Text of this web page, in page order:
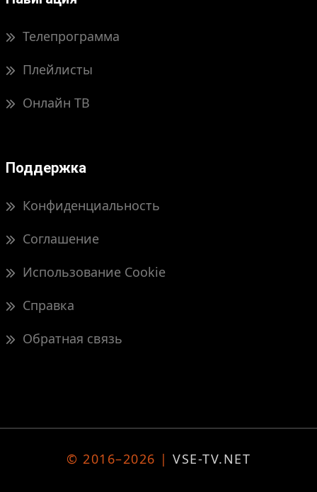
Телепрограмма
Плейлисты
Онлайн ТВ
Поддержка
Конфиденциальность
Соглашение
Использование Cookie
Справка
Обратная связь
© 2016–2026 | VSE-TV.NET